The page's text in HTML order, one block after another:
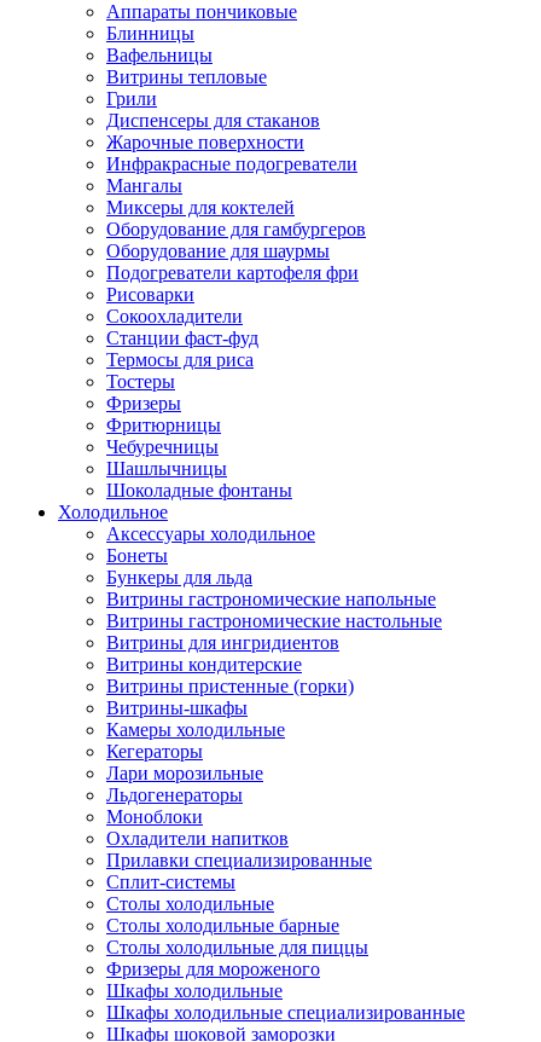
Аппараты пончиковые
Блинницы
Вафельницы
Витрины тепловые
Грили
Диспенсеры для стаканов
Жарочные поверхности
Инфракрасные подогреватели
Мангалы
Миксеры для коктелей
Оборудование для гамбургеров
Оборудование для шаурмы
Подогреватели картофеля фри
Рисоварки
Сокоохладители
Станции фаст-фуд
Термосы для риса
Тостеры
Фризеры
Фритюрницы
Чебуречницы
Шашлычницы
Шоколадные фонтаны
Холодильное
Аксессуары холодильное
Бонеты
Бункеры для льда
Витрины гастрономические напольные
Витрины гастрономические настольные
Витрины для ингридиентов
Витрины кондитерские
Витрины пристенные (горки)
Витрины-шкафы
Камеры холодильные
Кегераторы
Лари морозильные
Льдогенераторы
Моноблоки
Охладители напитков
Прилавки специализированные
Сплит-системы
Столы холодильные
Столы холодильные барные
Столы холодильные для пиццы
Фризеры для мороженого
Шкафы холодильные
Шкафы холодильные специализированные
Шкафы шоковой заморозки